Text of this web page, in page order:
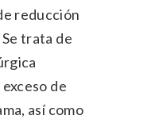
reducción
trata de
de
así como